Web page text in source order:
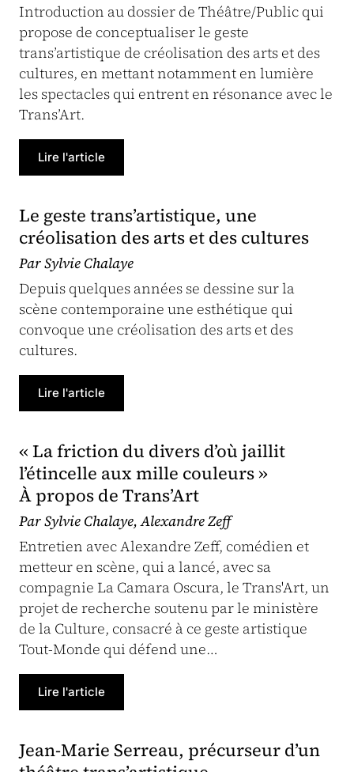
Introduction au dossier de Théâtre/Public qui
propose de conceptualiser le geste
trans’artistique de créolisation des arts et des
cultures, en mettant notamment en lumière
les spectacles qui entrent en résonance avec le
Trans’Art.
Lire l'article
Le geste trans’artistique, une
créolisation des arts et des cultures
Par Sylvie Chalaye
Depuis quelques années se dessine sur la
scène contemporaine une esthétique qui
convoque une créolisation des arts et des
cultures.
Lire l'article
« La friction du divers d’où jaillit
l’étincelle aux mille couleurs »
À propos de Trans’Art
Par Sylvie Chalaye, Alexandre Zeff
Entretien avec Alexandre Zeff, comédien et
metteur en scène, qui a lancé, avec sa
compagnie La Camara Oscura, le Trans'Art, un
projet de recherche soutenu par le ministère
de la Culture, consacré à ce geste artistique
Tout-Monde qui défend une…
Lire l'article
Jean-Marie Serreau, précurseur d’un